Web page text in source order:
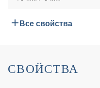
Все свойства
СВОЙСТВА